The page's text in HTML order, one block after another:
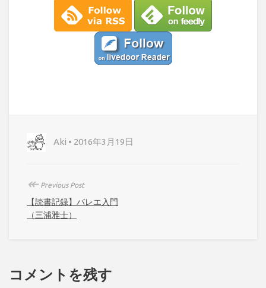
Aki • 2016年3月19日
↞Previous Post
【読書記録】バレエ入門
（三浦雅士）
コメントを残す